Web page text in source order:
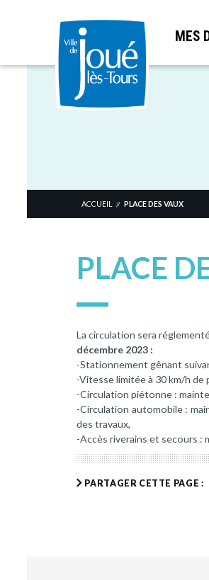
Aller
MES
ACCUEIL // PLACE DES VAUX
PLACE
La circulation sera
décembre 2023 :
-Stationnement gênant
-Vitesse limitée à 30 km/h de
-Circulation piétonne :
-Circulation automobile :
des travaux,
-Accès riverains et secours :
PARTAGER CETTE PAGE :